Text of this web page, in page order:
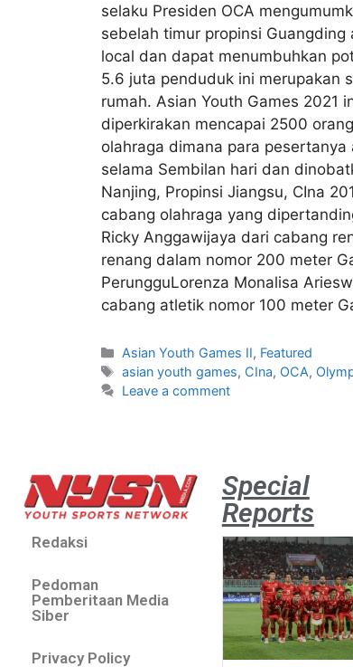
selaku Presiden OCA
sebelah timur propinsi
local dan dapat menumbuhkan
5.6 juta penduduk ini merupakan
rumah. Asian Youth Games 2021
diperkirakan mencapai 2500
olahraga dimana para
selama Sembilan hari dan
Nanjing, Propinsi Jiangsu, CIna
cabang olahraga yang
Ricky Anggawijaya dari cabang
renang dalam nomor 200 meter
PerungguLorenza Monalisa
cabang atletik nomor 100 meter
Asian Youth Games II, Featured
asian youth games, CIna, OCA,
Leave a comment
Redaksi
Pedoman
Pemberitaan Media
Siber
Privacy Policy
Special
Reports